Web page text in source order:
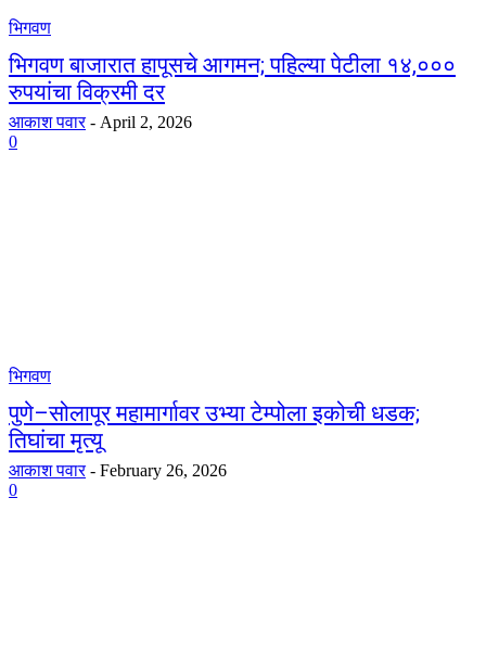
भिगवण
भिगवण बाजारात हापूसचे आगमन; पहिल्या पेटीला १४,०००
रुपयांचा विक्रमी दर
आकाश पवार - April 2, 2026
0
भिगवण
पुणे–सोलापूर महामार्गावर उभ्या टेम्पोला इकोची धडक;
तिघांचा मृत्यू
आकाश पवार - February 26, 2026
0